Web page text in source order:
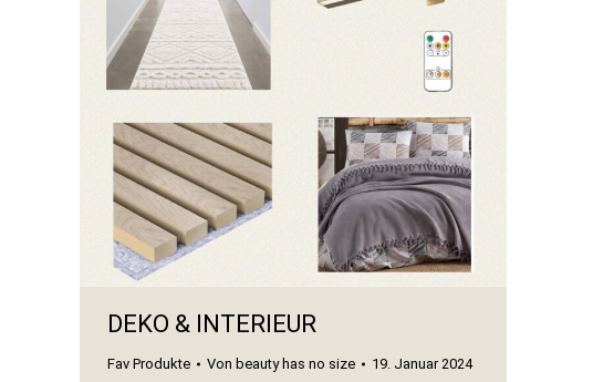
DEKO & INTERIEUR
Fav Produkte Von beauty has no size 19. Januar 2024